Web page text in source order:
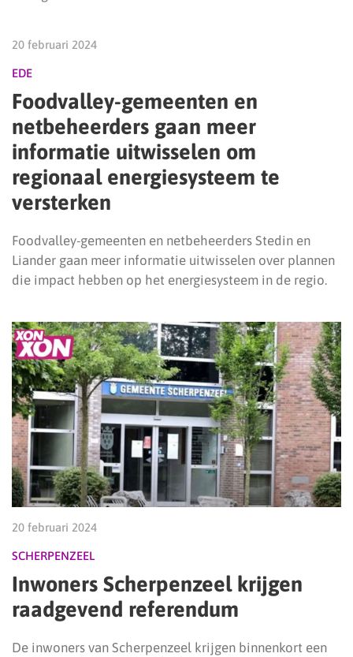
20 februari 2024
EDE
Foodvalley-gemeenten en
netbeheerders gaan meer
informatie uitwisselen om
regionaal energiesysteem te
versterken
Foodvalley-gemeenten en netbeheerders Stedin en
Liander gaan meer informatie uitwisselen over plannen
die impact hebben op het energiesysteem in de regio.
20 februari 2024
SCHERPENZEEL
Inwoners Scherpenzeel krijgen
raadgevend referendum
De inwoners van Scherpenzeel krijgen binnenkort een